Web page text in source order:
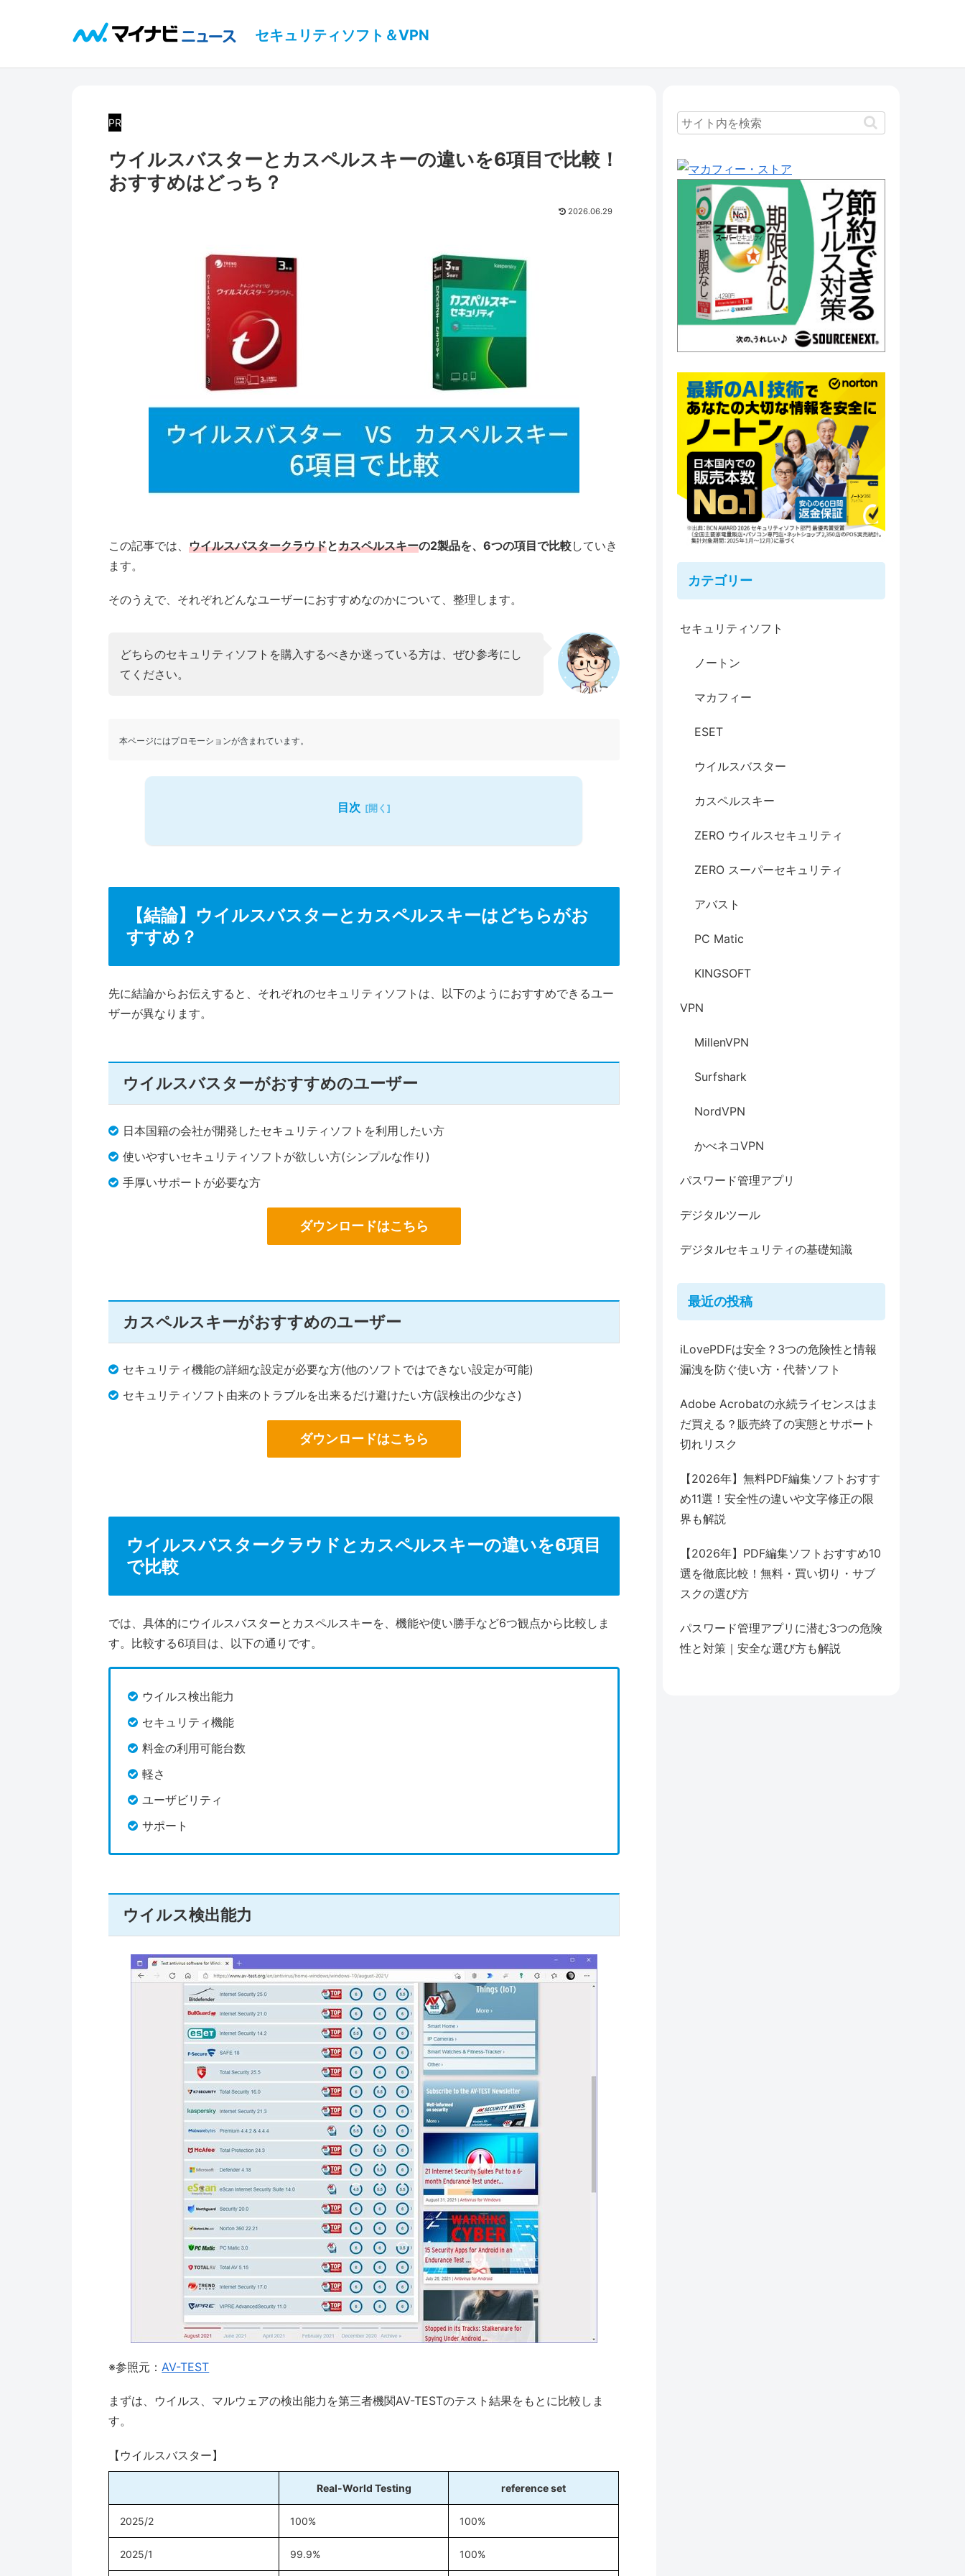
セキュリティソフト＆VPN
PR
ウイルスバスターとカスペルスキーの違いを6項目で比較！
おすすめはどっち？
2026.06.29
この記事では、ウイルスバスタークラウドとカスペルスキーの2製品を、6つの項目で比較していき
ます。
そのうえで、それぞれどんなユーザーにおすすめなのかについて、整理します。
どちらのセキュリティソフトを購入するべきか迷っている方は、ぜひ参考にし
てください。
本ページにはプロモーションが含まれています。
目次
【結論】ウイルスバスターとカスペルスキーはどちらがお
すすめ？
先に結論からお伝えすると、それぞれのセキュリティソフトは、以下のようにおすすめできるユー
ザーが異なります。
ウイルスバスターがおすすめのユーザー
日本国籍の会社が開発したセキュリティソフトを利用したい方
使いやすいセキュリティソフトが欲しい方(シンプルな作り)
手厚いサポートが必要な方
ダウンロードはこちら
カスペルスキーがおすすめのユーザー
セキュリティ機能の詳細な設定が必要な方(他のソフトではできない設定が可能)
セキュリティソフト由来のトラブルを出来るだけ避けたい方(誤検出の少なさ)
ダウンロードはこちら
ウイルスバスタークラウドとカスペルスキーの違いを6項目
で比較
では、具体的にウイルスバスターとカスペルスキーを、機能や使い勝手など6つ観点から比較しま
す。比較する6項目は、以下の通りです。
ウイルス検出能力
セキュリティ機能
料金の利用可能台数
軽さ
ユーザビリティ
サポート
ウイルス検出能力
※参照元：AV-TEST
まずは、ウイルス、マルウェアの検出能力を第三者機関AV-TESTのテスト結果をもとに比較しま
す。
【ウイルスバスター】
Real-World Testing reference set
2025/2 100% 100%
2025/1 99.9% 100%
カテゴリー
セキュリティソフト
ノートン
マカフィー
ESET
ウイルスバスター
カスペルスキー
ZERO ウイルスセキュリティ
ZERO スーパーセキュリティ
アバスト
PC Matic
KINGSOFT
VPN
MillenVPN
Surfshark
NordVPN
かべネコVPN
パスワード管理アプリ
デジタルツール
デジタルセキュリティの基礎知識
最近の投稿
iLovePDFは安全？3つの危険性と情報
漏洩を防ぐ使い方・代替ソフト
Adobe Acrobatの永続ライセンスはま
だ買える？販売終了の実態とサポート
切れリスク
【2026年】無料PDF編集ソフトおすす
め11選！安全性の違いや文字修正の限
界も解説
【2026年】PDF編集ソフトおすすめ10
選を徹底比較！無料・買い切り・サブ
スクの選び方
パスワード管理アプリに潜む3つの危険
性と対策｜安全な選び方も解説